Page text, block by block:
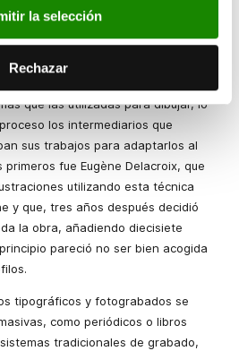
la selección
Rechazar
colaboración de técnicos impresores
permitió a los propios
que las utilizadas para dibujar, lo
los intermediarios que
sus trabajos para adaptarlos al
fue Eugène Delacroix, que
utilizando esta técnica
y que, tres años después decidió
la obra, añadiendo diecisiete
pareció no ser bien acogida
tipográficos y fotograbados se
como periódicos o libros
tradicionales de grabado,